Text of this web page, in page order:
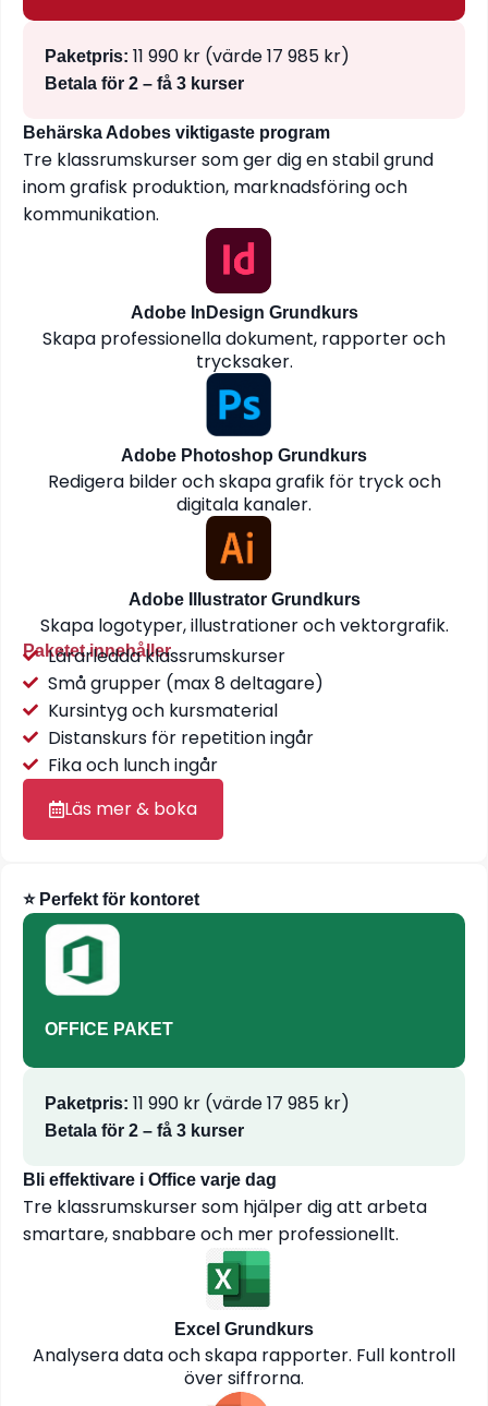
Paketpris: 11 990 kr (värde 17 985 kr)
Betala för 2 – få 3 kurser
Behärska Adobes viktigaste program
Tre klassrumskurser som ger dig en stabil grund
inom grafisk produktion, marknadsföring och
kommunikation.
Adobe InDesign Grundkurs
Skapa professionella dokument, rapporter och
trycksaker.
Adobe Photoshop Grundkurs
Redigera bilder och skapa grafik för tryck och
digitala kanaler.
Adobe Illustrator Grundkurs
Skapa logotyper, illustrationer och vektorgrafik.
Paketet innehåller
Lärarledda klassrumskurser
Små grupper (max 8 deltagare)
Kursintyg och kursmaterial
Distanskurs för repetition ingår
Fika och lunch ingår
Läs mer & boka
⭐ Perfekt för kontoret
OFFICE PAKET
Paketpris: 11 990 kr (värde 17 985 kr)
Betala för 2 – få 3 kurser
Bli effektivare i Office varje dag
Tre klassrumskurser som hjälper dig att arbeta
smartare, snabbare och mer professionellt.
Excel Grundkurs
Analysera data och skapa rapporter. Full kontroll
över siffrorna.